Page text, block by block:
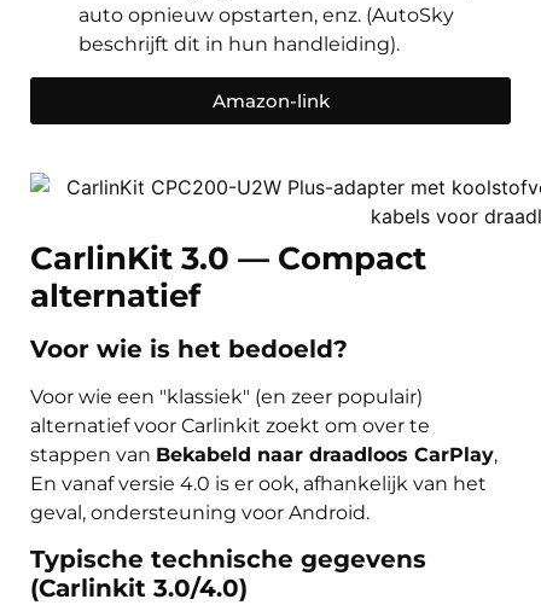
auto opnieuw opstarten, enz. (AutoSky
beschrijft dit in hun handleiding).
Amazon-link
CarlinKit 3.0 — Compact
alternatief
Voor wie is het bedoeld?
Voor wie een "klassiek" (en zeer populair)
alternatief voor Carlinkit zoekt om over te
stappen van Bekabeld naar draadloos CarPlay,
En vanaf versie 4.0 is er ook, afhankelijk van het
geval, ondersteuning voor Android.
Typische technische gegevens
(Carlinkit 3.0/4.0)